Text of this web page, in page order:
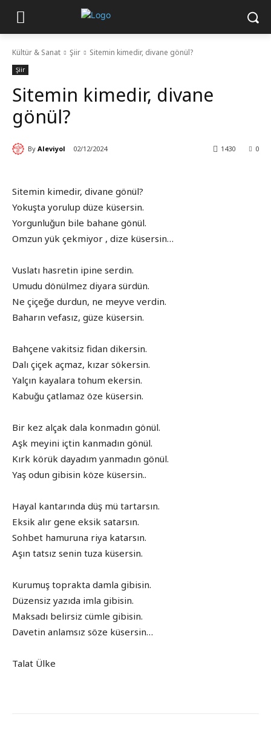
Kültür & Sanat Şiir Sitemin kimedir, divane gönül?
Şiir
Sitemin kimedir, divane
gönül?
By Aleviyol 02/12/2024 0
1430
Sitemin kimedir, divane gönül?
Yokuşta yorulup düze küsersin.
Yorgunluğun bile bahane gönül.
Omzun yük çekmiyor , dize küsersin…
Vuslatı hasretin ipine serdin.
Umudu dönülmez diyara sürdün.
Ne çiçeğe durdun, ne meyve verdin.
Baharın vefasız, güze küsersin.
Bahçene vakitsiz fidan dikersin.
Dalı çiçek açmaz, kızar sökersin.
Yalçın kayalara tohum ekersin.
Kabuğu çatlamaz öze küsersin.
Bir kez alçak dala konmadın gönül.
Aşk meyini içtin kanmadın gönül.
Kırk körük dayadım yanmadın gönül.
Yaş odun gibisin köze küsersin..
Hayal kantarında düş mü tartarsın.
Eksik alır gene eksik satarsın.
Sohbet hamuruna riya katarsın.
Aşın tatsız senin tuza küsersin.
Kurumuş toprakta damla gibisin.
Düzensiz yazıda imla gibisin.
Maksadı belirsiz cümle gibisin.
Davetin anlamsız söze küsersin…
Talat Ülke